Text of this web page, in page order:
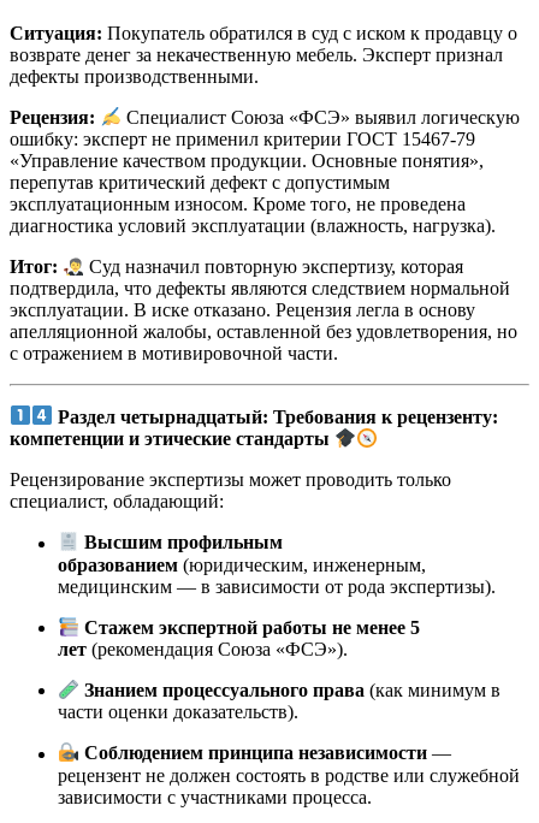
Ситуация: Покупатель обратился в суд с иском к продавцу о
возврате денег за некачественную мебель. Эксперт признал
дефекты производственными.
Рецензия:
Специалист Союза «ФСЭ» выявил логическую
ошибку: эксперт не применил критерии ГОСТ 15467-79
«Управление качеством продукции. Основные понятия»,
перепутав критический дефект с допустимым
эксплуатационным износом. Кроме того, не проведена
диагностика условий эксплуатации (влажность, нагрузка).
Итог:
Суд назначил повторную экспертизу, которая
подтвердила, что дефекты являются следствием нормальной
эксплуатации. В иске отказано. Рецензия легла в основу
апелляционной жалобы, оставленной без удовлетворения, но
с отражением в мотивировочной части.
Раздел четырнадцатый: Требования к рецензенту:
компетенции и этические стандарты
Рецензирование экспертизы может проводить только
специалист, обладающий:
Высшим профильным
образованием (юридическим, инженерным,
медицинским — в зависимости от рода экспертизы).
Стажем экспертной работы не менее 5
лет (рекомендация Союза «ФСЭ»).
Знанием процессуального права (как минимум в
части оценки доказательств).
Соблюдением принципа независимости —
рецензент не должен состоять в родстве или служебной
зависимости с участниками процесса.